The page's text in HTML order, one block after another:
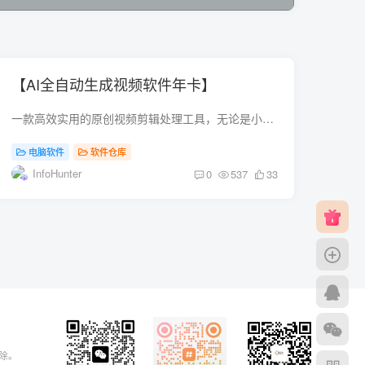
【AI全自动生成视频软件年卡】
一款高效实用的原创视频剪辑处理工具，无论是小视频还是长视频，该软件都能在线操作，而且AI全自动剪辑软件还能够提 […]
电脑软件 软件仓库
InfoHunter 0 537 33